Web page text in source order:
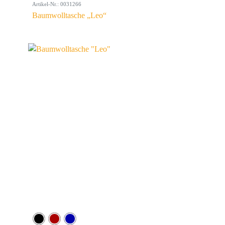
Artikel-Nr.: 0031266
Baumwolltasche „Leo“